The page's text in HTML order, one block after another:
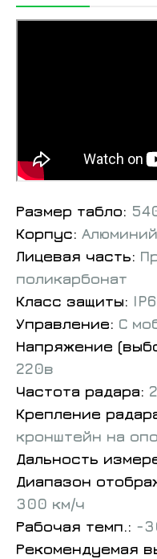
Размер табло:
Корпус: Алюминий
Лицевая часть:
поликарбонат
Класс защиты:
Управление: С
Напряжение
220в
Частота радара:
Крепление
кронштейн на
Дальность
Диапазон
300 км/ч
Рабочая темп.: -
Рекомендуемая